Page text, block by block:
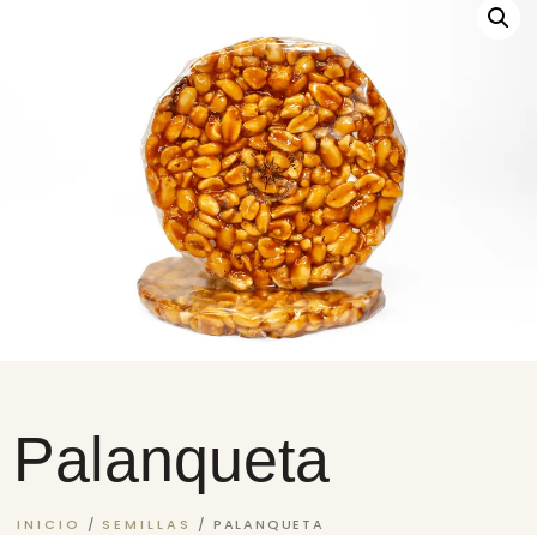
Palanqueta
INICIO / SEMILLAS / PALANQUETA